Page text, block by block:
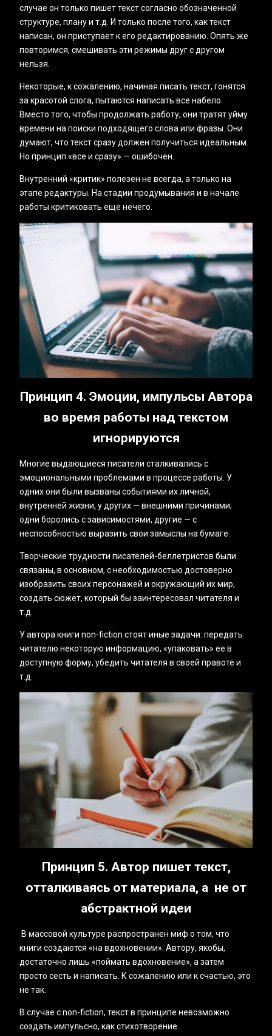
случае он только пишет текст согласно обозначенной
структуре, плану и т.д. И только после того, как текст
написан, он приступает к его редактированию. Опять же
повторимся, смешивать эти режимы друг с другом
нельзя.
Некоторые, к сожалению, начиная писать текст, гонятся
за красотой слога, пытаются написать все набело.
Вместо того, чтобы продолжать работу, они тратят уйму
времени на поиски подходящего слова или фразы. Они
думают, что текст сразу должен получиться идеальным.
Но принцип «‎все и сразу» — ошибочен.
Внутренний «критик» полезен не всегда, а только на
этапе редактуры. На стадии продумывания и в начале
работы критиковать еще нечего.
Принцип 4. Эмоции, импульсы Автора
во время работы над текстом
игнорируются
Многие выдающиеся писатели сталкивались с
эмоциональными проблемами в процессе работы. У
одних они были вызваны событиями их личной,
внутренней жизни, у других — внешними причинами;
одни боролись с зависимостями, другие — с
неспособностью выразить свои замыслы на бумаге.
Творческие трудности писателей-беллетристов были
связаны, в основном, с необходимостью достоверно
изобразить своих персонажей и окружающий их мир,
создать сюжет, который бы заинтересовал читателя и
т.д.
У автора книги non-fiction стоят иные задачи: передать
читателю некоторую информацию, «упаковать» ее в
доступную форму, убедить читателя в своей правоте и
т.д.
Принцип 5. Автор пишет текст,
отталкиваясь от материала, а не от
абстрактной идеи
В массовой культуре распространен миф о том, что
книги создаются «на вдохновении». Автору, якобы,
достаточно лишь «поймать вдохновение», а затем
просто сесть и написать. К сожалению или к счастью, это
не так.
В случае с non-fiction, текст в принципе невозможно
создать импульсно, как стихотворение.